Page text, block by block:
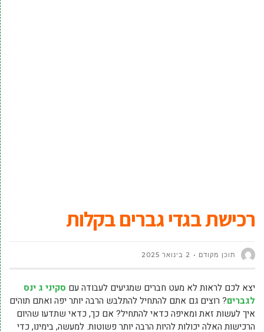
רכישת בגדי גברים בקלות
תוכן מקודם 2 בינואר 2025
יצא לכם לראות לא מעט חברים שמגיעים לעבודה עם סקיני ג ינס
לגברים? רוצים גם אתם להתחיל להתלבש הרבה יותר יפה ואתם תוהים
איך לעשות זאת ומאיפה כדאי להתחיל? אם כך, כדאי שתדעו שהיום
הרכישות האלה יכולות להיות הרבה יותר פשוטות. למעשה, בימינו, כדי